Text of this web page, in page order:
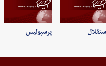
پرسپولیس